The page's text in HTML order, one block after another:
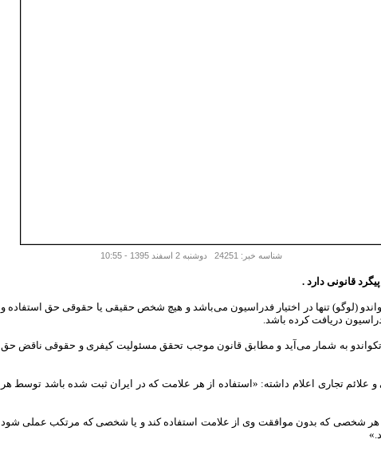
شناسه خبر: 24251 دوشنبه 2 اسفند 1395 - 10:55
قانونی دارد .
(لوگو) تنها در اختیار فدراسیون می‌باشد و هیچ شخص حقیقی یا حقوقی حق استفاده و
دریافت کرده باشد.
به شمار می‌آید و مطابق قانون موجب تحقق مسئولیت کیفری و حقوقی ناقض حق
طرح‌های صنعتی و علائم تجاری اعلام داشته: «استفاده از هر علامت که در ایران ثبت شده باشد توسط هر
هر شخصی که بدون موافقت وی از علامت استفاده کند و یا شخصی که مرتکب عملی شود